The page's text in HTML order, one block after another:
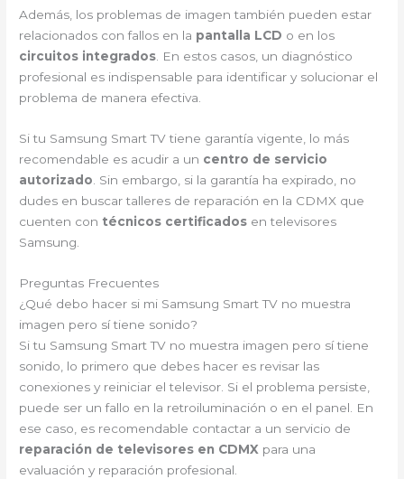
Además, los problemas de imagen también pueden estar
relacionados con fallos en la pantalla LCD o en los
circuitos integrados . En estos casos, un diagnóstico
profesional es indispensable para identificar y solucionar el
problema de manera efectiva.
Si tu Samsung Smart TV tiene garantía vigente, lo más
recomendable es acudir a un centro de servicio
autorizado . Sin embargo, si la garantía ha expirado, no
dudes en buscar talleres de reparación en la CDMX que
cuenten con técnicos certificados en televisores
Samsung.
Preguntas Frecuentes
¿Qué debo hacer si mi Samsung Smart TV no muestra
imagen pero sí tiene sonido?
Si tu Samsung Smart TV no muestra imagen pero sí tiene
sonido, lo primero que debes hacer es revisar las
conexiones y reiniciar el televisor. Si el problema persiste,
puede ser un fallo en la retroiluminación o en el panel. En
ese caso, es recomendable contactar a un servicio de
reparación de televisores en CDMX para una
evaluación y reparación profesional.